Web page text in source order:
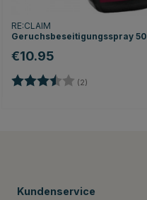
RE:CLAIM
Geruchsbeseitigungsspray
€10.95
Bewertung: (2)
Kundenservice